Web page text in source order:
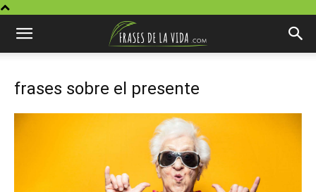
frases sobre el presente